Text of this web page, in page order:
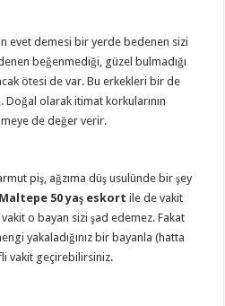
evet demesi bir yerde bedenen sizi
beğenmediği, güzel bulmadığı
ötesi de var. Bu erkekleri bir de
olarak itimat korkularının
de değer verir.
piş, ağzıma düş usulünde bir şey
Maltepe 50 yaş eskort ile de vakit
o bayan sizi şad edemez. Fakat
yakaladığınız bir bayanla (hatta
vakit geçirebilirsiniz.